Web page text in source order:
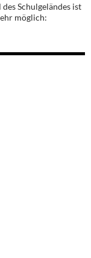
Schulgeländes ist
möglich: